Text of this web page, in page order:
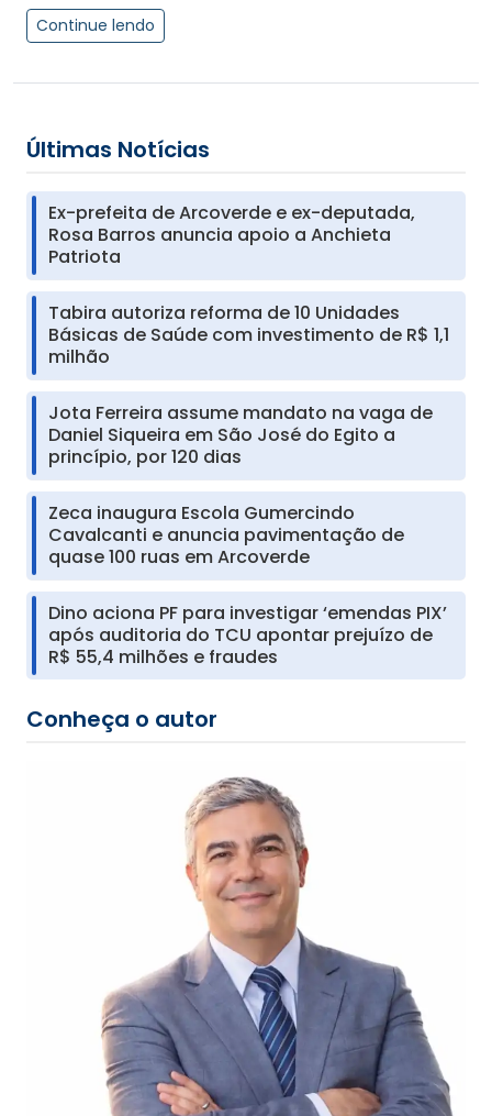
Continue lendo
Últimas Notícias
Ex-prefeita de Arcoverde e ex-deputada,
Rosa Barros anuncia apoio a Anchieta
Patriota
Tabira autoriza reforma de 10 Unidades
Básicas de Saúde com investimento de R$ 1,1
milhão
Jota Ferreira assume mandato na vaga de
Daniel Siqueira em São José do Egito a
princípio, por 120 dias
Zeca inaugura Escola Gumercindo
Cavalcanti e anuncia pavimentação de
quase 100 ruas em Arcoverde
Dino aciona PF para investigar ‘emendas PIX’
após auditoria do TCU apontar prejuízo de
R$ 55,4 milhões e fraudes
Conheça o autor